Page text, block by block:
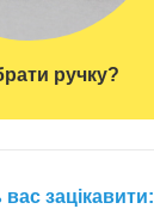
ручку?
зацікавити: